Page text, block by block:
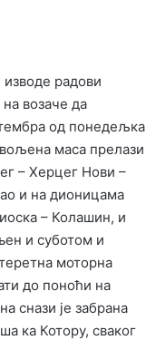
радови
возаче да
од понедељка
маса прелази
– Херцег Нови –
и на дионицама
– Колашин, и
и суботом и
моторна
до поноћи на
снази је забрана
ка Котору, сваког